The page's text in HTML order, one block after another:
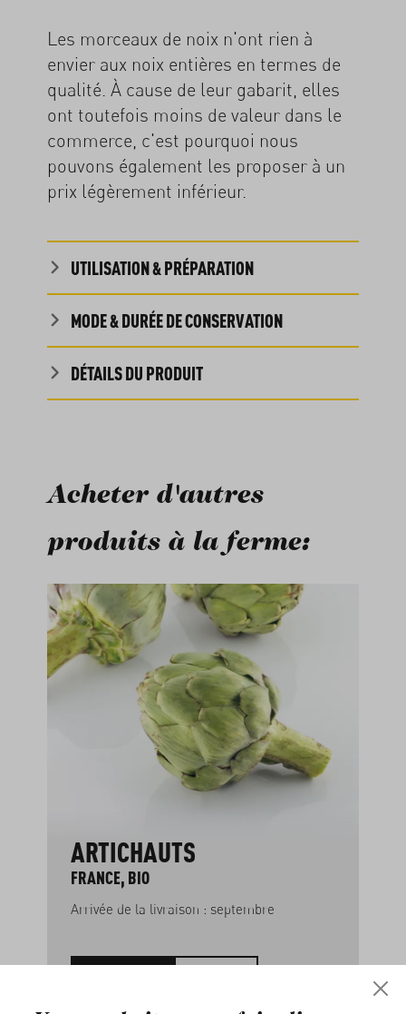
Les morceaux de noix n'ont rien à
envier aux noix entières en termes de
qualité. À cause de leur gabarit, elles
ont toutefois moins de valeur dans le
commerce, c'est pourquoi nous
pouvons également les proposer à un
prix légèrement inférieur.
UTILISATION & PRÉPARATION
MODE & DURÉE DE CONSERVATION
DÉTAILS DU PRODUIT
Acheter d'autres
produits à la ferme:
Ignorer la galerie de produits
ARTICHAUTS
FRANCE, BIO
Arrivée de la livraison : septembre